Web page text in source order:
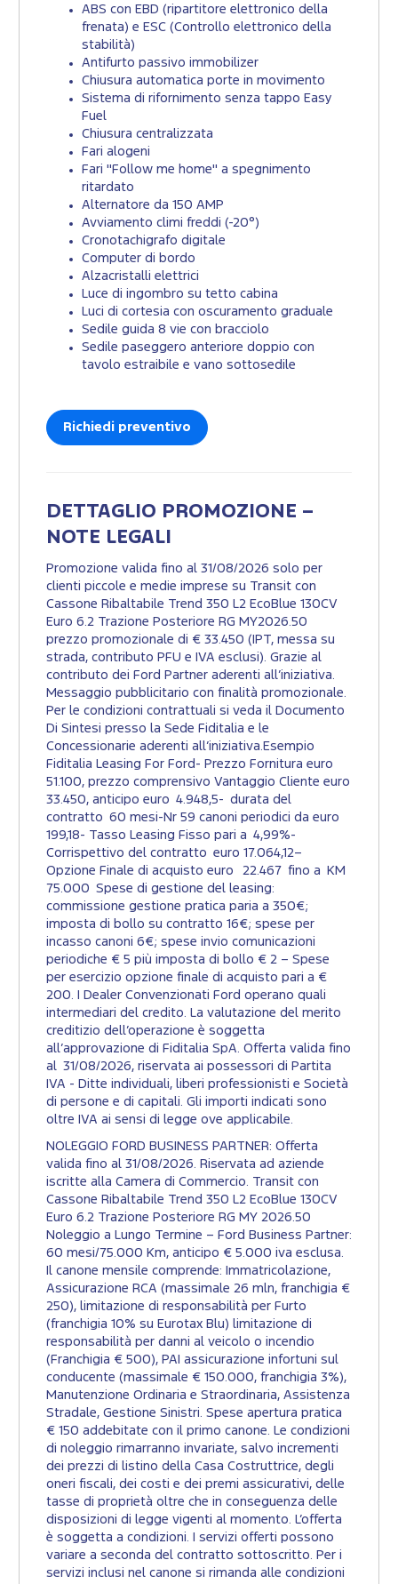
ABS con EBD (ripartitore elettronico della
frenata) e ESC (Controllo elettronico della
stabilità)
Antifurto passivo immobilizer
Chiusura automatica porte in movimento
Sistema di rifornimento senza tappo Easy
Fuel
Chiusura centralizzata
Fari alogeni
Fari "Follow me home" a spegnimento
ritardato
Alternatore da 150 AMP
Avviamento climi freddi (-20°)
Cronotachigrafo digitale
Computer di bordo
Alzacristalli elettrici
Luce di ingombro su tetto cabina
Luci di cortesia con oscuramento graduale
Sedile guida 8 vie con bracciolo
Sedile paseggero anteriore doppio con
tavolo estraibile e vano sottosedile
Richiedi preventivo
DETTAGLIO PROMOZIONE –
NOTE LEGALI
Promozione valida fino al 31/08/2026 solo per
clienti piccole e medie imprese su Transit con
Cassone Ribaltabile Trend 350 L2 EcoBlue 130CV
Euro 6.2 Trazione Posteriore RG MY2026.50
prezzo promozionale di € 33.450 (IPT, messa su
strada, contributo PFU e IVA esclusi). Grazie al
contributo dei Ford Partner aderenti all’iniziativa.
Messaggio pubblicitario con finalità promozionale.
Per le condizioni contrattuali si veda il Documento
Di Sintesi presso la Sede Fiditalia e le
Concessionarie aderenti all’iniziativa.Esempio
Fiditalia Leasing For Ford- Prezzo Fornitura euro
51.100, prezzo comprensivo Vantaggio Cliente euro
33.450, anticipo euro 4.948,5- durata del
contratto 60 mesi-Nr 59 canoni periodici da euro
199,18- Tasso Leasing Fisso pari a 4,99%-
Corrispettivo del contratto euro 17.064,12–
Opzione Finale di acquisto euro 22.467 fino a KM
75.000 Spese di gestione del leasing:
commissione gestione pratica paria a 350€;
imposta di bollo su contratto 16€; spese per
incasso canoni 6€; spese invio comunicazioni
periodiche € 5 più imposta di bollo € 2 – Spese
per esercizio opzione finale di acquisto pari a €
200. I Dealer Convenzionati Ford operano quali
intermediari del credito. La valutazione del merito
creditizio dell’operazione è soggetta
all’approvazione di Fiditalia SpA. Offerta valida fino
al 31/08/2026, riservata ai possessori di Partita
IVA - Ditte individuali, liberi professionisti e Società
di persone e di capitali. Gli importi indicati sono
oltre IVA ai sensi di legge ove applicabile.
NOLEGGIO FORD BUSINESS PARTNER: Offerta
valida fino al 31/08/2026. Riservata ad aziende
iscritte alla Camera di Commercio. Transit con
Cassone Ribaltabile Trend 350 L2 EcoBlue 130CV
Euro 6.2 Trazione Posteriore RG MY 2026.50
Noleggio a Lungo Termine – Ford Business Partner:
60 mesi/75.000 Km, anticipo € 5.000 iva esclusa.
Il canone mensile comprende: Immatricolazione,
Assicurazione RCA (massimale 26 mln, franchigia €
250), limitazione di responsabilità per Furto
(franchigia 10% su Eurotax Blu) limitazione di
responsabilità per danni al veicolo o incendio
(Franchigia € 500), PAI assicurazione infortuni sul
conducente (massimale € 150.000, franchigia 3%),
Manutenzione Ordinaria e Straordinaria, Assistenza
Stradale, Gestione Sinistri. Spese apertura pratica
€ 150 addebitate con il primo canone. Le condizioni
di noleggio rimarranno invariate, salvo incrementi
dei prezzi di listino della Casa Costruttrice, degli
oneri fiscali, dei costi e dei premi assicurativi, delle
tasse di proprietà oltre che in conseguenza delle
disposizioni di legge vigenti al momento. L’offerta
è soggetta a condizioni. I servizi offerti possono
variare a seconda del contratto sottoscritto. Per i
servizi inclusi nel canone si rimanda alle condizioni